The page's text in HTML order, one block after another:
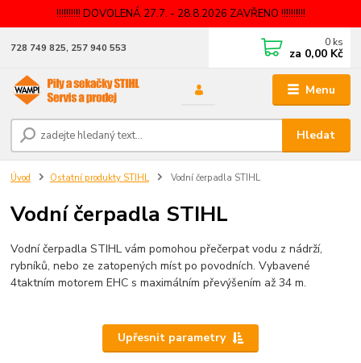
!!!!!!!!!! DOVOLENÁ 27.7. - 28.8.2026 ZAVŘENO !!!!!!!!!!
Menu
Hledat
728 749 825, 257 940 553 0 ks
za 0,00 Kč
Úvod Ostatní produkty STIHL Vodní čerpadla STIHL
Vodní čerpadla STIHL
Vodní čerpadla STIHL vám pomohou přečerpat vodu z nádrží,
rybníků, nebo ze zatopených míst po povodních. Vybavené
4taktním motorem EHC s maximálním převýšením až 34 m.
Upřesnit parametry